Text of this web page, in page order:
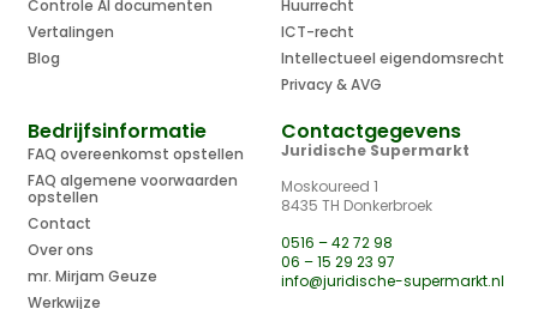
Controle AI documenten
Vertalingen
Blog
Huurrecht
ICT-recht
Intellectueel eigendomsrecht
Privacy & AVG
Bedrijfsinformatie
FAQ overeenkomst opstellen
FAQ algemene voorwaarden
opstellen
Contact
Over ons
mr. Mirjam Geuze
Werkwijze
Contactgegevens
Juridische Supermarkt
Moskoureed 1
8435 TH Donkerbroek
0516 – 42 72 98
06 – 15 29 23 97
info@juridische-supermarkt.nl